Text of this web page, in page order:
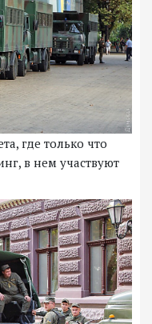
где только что
в нем участвуют